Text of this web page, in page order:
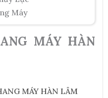
Máy
MÁY HÀN
MÁY HÀN LÂM